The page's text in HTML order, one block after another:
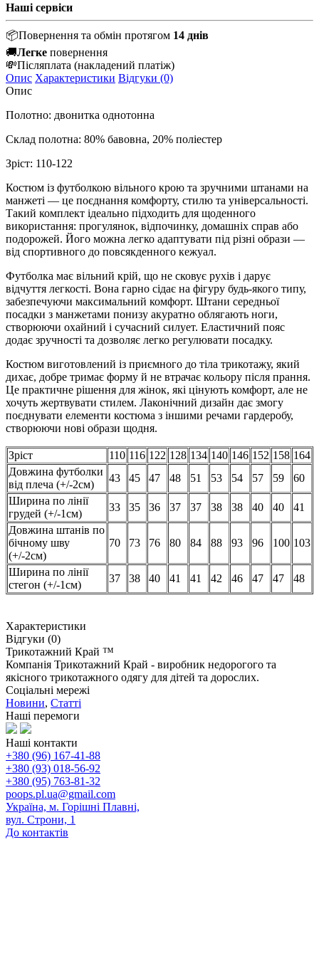
Наші сервіси
📦Повернення та обмін протягом 14 днів
🚚Легке повернення
💸Післяплата (накладений платіж)
Опис Характеристики Відгуки (0)
Опис
Полотно: двонитка однотонна
Склад полотна: 80% бавовна, 20% поліестер
Зріст: 110-122
Костюм із футболкою вільного крою та зручними штанами на
манжеті — це поєднання комфорту, стилю та універсальності.
Такий комплект ідеально підходить для щоденного
використання: прогулянок, відпочинку, домашніх справ або
подорожей. Його можна легко адаптувати під різні образи —
від спортивного до повсякденного кежуал.
Футболка має вільний крій, що не сковує рухів і дарує
відчуття легкості. Вона гарно сідає на фігуру будь-якого типу,
забезпечуючи максимальний комфорт. Штани середньої
посадки з манжетами понизу акуратно облягають ноги,
створюючи охайний і сучасний силует. Еластичний пояс
додає зручності та дозволяє легко регулювати посадку.
Костюм виготовлений із приємного до тіла трикотажу, який
дихає, добре тримає форму й не втрачає кольору після прання.
Це практичне рішення для жінок, які цінують комфорт, але не
хочуть жертвувати стилем. Лаконічний дизайн дає змогу
поєднувати елементи костюма з іншими речами гардеробу,
створюючи нові образи щодня.
Зріст 110 116 122 128 134 140 146 152 158 164
Довжина футболки
від плеча (+/-2см)
43 45 47 48 51 53 54 57 59
60
Ширина по лінії
грудей (+/-1см)
33 35 36 37 37 38 38 40 40
41
Довжина штанів по
бічному шву
(+/-2см)
70 73 76 80 84 88 93 96 100 103
Ширина по лінії
стегон (+/-1см)
37 38 40 41 41 42 46 47 47 48
Характеристики
Відгуки (0)
Трикотажний Край ™
Компанія Трикотажний Край - виробник недорогого та
якісного трикотажного одягу для дітей та дорослих.
Соціальні мережі
Новини, Статті
Наші перемоги
Наші контакти
+380 (96) 167-41-88
+380 (93) 018-56-92
+380 (95) 763-81-32
poops.pl.ua@gmail.com
Україна, м. Горішні Плавні,
вул. Строни, 1
До контактів